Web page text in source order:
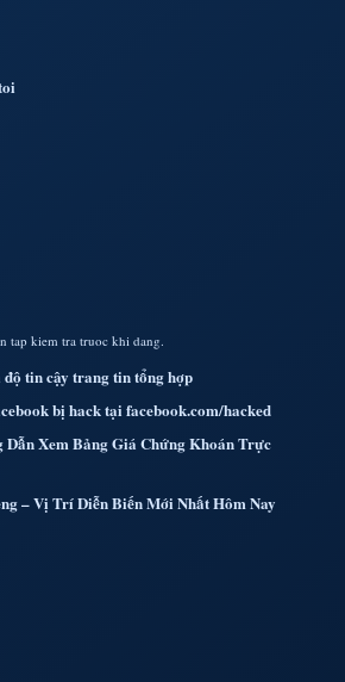
tap kiem tra truoc khi dang.
tin cậy trang tin tổng hợp
bị hack tại facebook.com/hacked
Dẫn Xem Bảng Giá Chứng Khoán Trực
– Vị Trí Diễn Biến Mới Nhất Hôm Nay